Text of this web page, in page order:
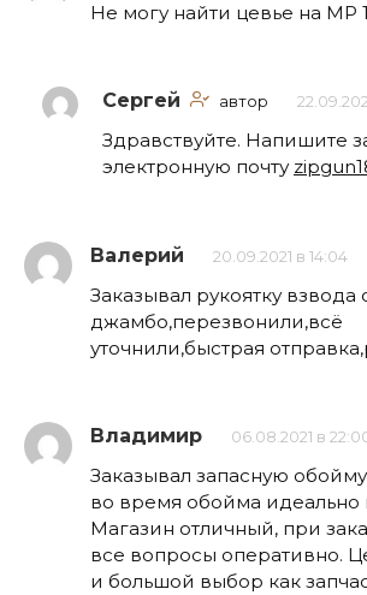
Не могу найти цевье на МР
Сергей автор
Здравствуйте. Напишите
электронную почту
Валерий 20.09.2021 в 14:04
Заказывал рукоятку взвода
джамбо,перезвонили,всё
уточнили,быстрая
Владимир 06.08.2021 в
Заказывал запасную
во время обойма идеально
Магазин отличный, при
все вопросы оперативно.
и большой выбор как